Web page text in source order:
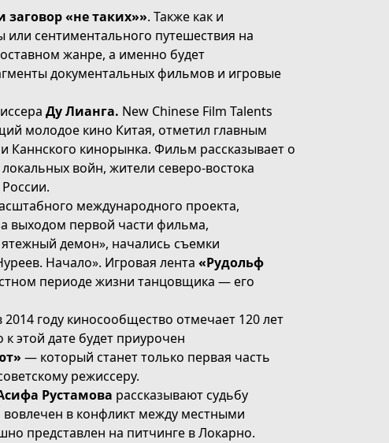
«не таких»». Также как и
сентиментального путешествия на
жанре, а именно будет
документальных фильмов и игровые
Ду Лианга. New Chinese Film Talents
молодое кино Китая, отметил главным
Каннского кинорынка. Фильм рассказывает о
войн, жители северо-востока
международного проекта,
выходом первой части фильма,
демон», начались съемки
Начало». Игровая лента «Рудольф
периоде жизни танцовщика — его
году киносообщество отмечает 120 лет
этой дате будет приурочен
— который станет только первая часть
режиссеру.
Рустамова рассказывают судьбу
вовлечен в конфликт между местными
представлен на питчинге в Локарно.